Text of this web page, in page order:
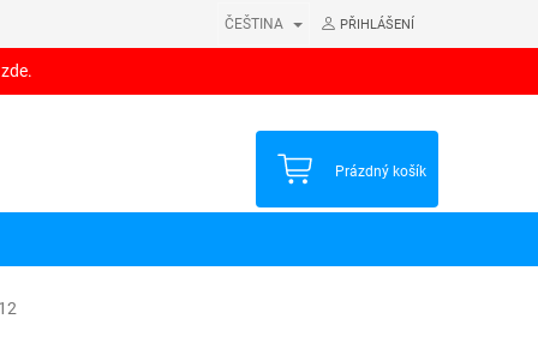
ČEŠTINA PŘIHLÁŠENÍ
NÁKUPNÍ
Prázdný košík